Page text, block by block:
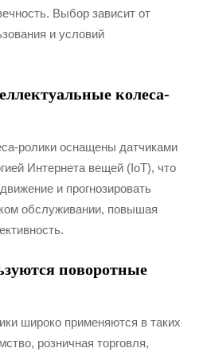
Выбор зависит от
и условий
колеса-
ролики оснащены датчиками
Интернета вещей (IoT), что
и прогнозировать
обслуживании, повышая
поворотные
широко применяются в таких
розничная торговля,